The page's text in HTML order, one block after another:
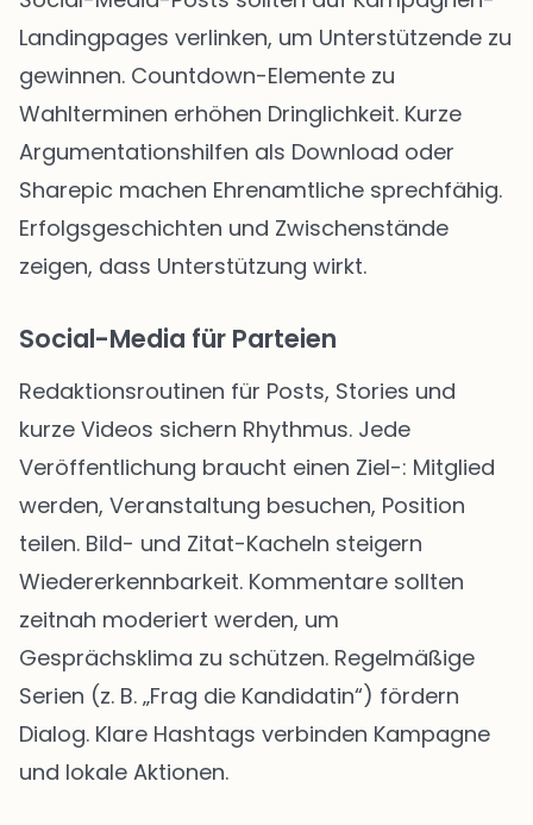
Landingpages verlinken, um Unterstützende zu
gewinnen. Countdown-Elemente zu
Wahlterminen erhöhen Dringlichkeit. Kurze
Argumentationshilfen als Download oder
Sharepic machen Ehrenamtliche sprechfähig.
Erfolgsgeschichten und Zwischenstände
zeigen, dass Unterstützung wirkt.
Social-Media für Parteien
Redaktionsroutinen für Posts, Stories und
kurze Videos sichern Rhythmus. Jede
Veröffentlichung braucht einen Ziel-: Mitglied
werden, Veranstaltung besuchen, Position
teilen. Bild- und Zitat-Kacheln steigern
Wiedererkennbarkeit. Kommentare sollten
zeitnah moderiert werden, um
Gesprächsklima zu schützen. Regelmäßige
Serien (z. B. „Frag die Kandidatin“) fördern
Dialog. Klare Hashtags verbinden Kampagne
und lokale Aktionen.